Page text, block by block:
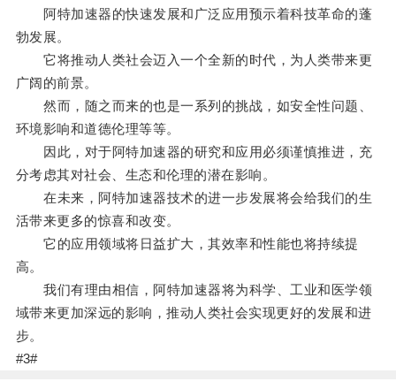
阿特加速器的快速发展和广泛应用预示着科技革命的蓬
勃发展。
它将推动人类社会迈入一个全新的时代，为人类带来更
广阔的前景。
然而，随之而来的也是一系列的挑战，如安全性问题、
环境影响和道德伦理等等。
因此，对于阿特加速器的研究和应用必须谨慎推进，充
分考虑其对社会、生态和伦理的潜在影响。
在未来，阿特加速器技术的进一步发展将会给我们的生
活带来更多的惊喜和改变。
它的应用领域将日益扩大，其效率和性能也将持续提
高。
我们有理由相信，阿特加速器将为科学、工业和医学领
域带来更加深远的影响，推动人类社会实现更好的发展和进
步。
#3#